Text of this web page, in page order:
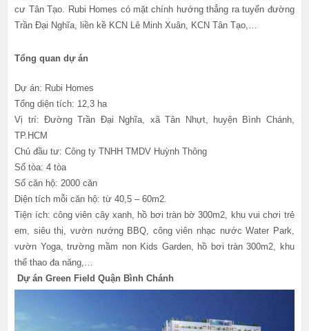
cư Tân Tạo. Rubi Homes có mặt chính hướng thẳng ra tuyến đường
Trần Đại Nghĩa, liền kề KCN Lê Minh Xuân, KCN Tân Tạo,…
Tổng quan dự án
Dự án: Rubi Homes
Tổng diện tích: 12,3 ha
Vị trí: Đường Trần Đại Nghĩa, xã Tân Nhựt, huyện Bình Chánh,
TP.HCM
Chủ đầu tư: Công ty TNHH TMDV Huỳnh Thông
Số tòa: 4 tòa
Số căn hộ: 2000 căn
Diện tích mỗi căn hộ: từ 40,5 – 60m2.
Tiện ích: công viên cây xanh, hồ bơi tràn bờ 300m2, khu vui chơi trẻ
em, siêu thị, vườn nướng BBQ, công viên nhạc nước Water Park,
vườn Yoga, trường mầm non Kids Garden, hồ bơi tràn 300m2, khu
thể thao đa năng,…
Dự án Green Field Quận Bình Chánh